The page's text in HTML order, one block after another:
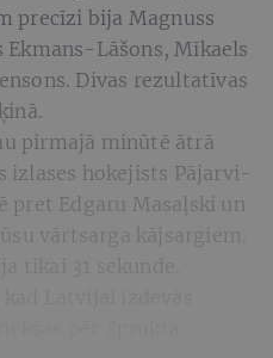
precīzi bija Magnuss
Lāšons, Mīkaels
Divas rezultatīvas
pirmajā minūtē ātrā
izlases hokejists Pājarvi-
pret Edgaru Masaļski un
vārtsarga kājsargiem.